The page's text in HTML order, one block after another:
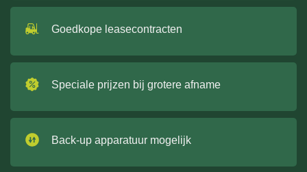
Goedkope leasecontracten
Speciale prijzen bij grotere afname
Back-up apparatuur mogelijk